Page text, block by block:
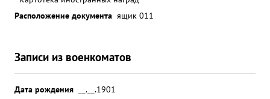
Расположение документа ящик 011
Записи из военкоматов
Дата рождения
__.__.1901